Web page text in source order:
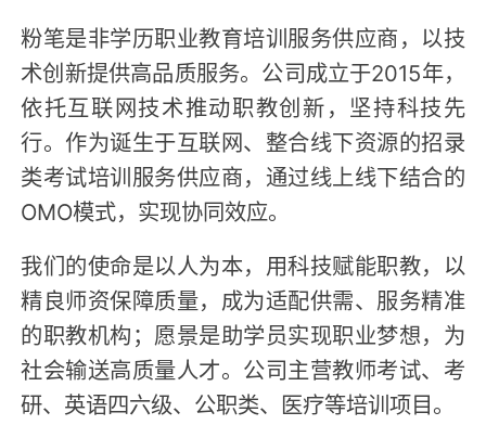
粉笔是非学历职业教育培训服务供应商，以技
术创新提供高品质服务。公司成立于2015年，
依托互联网技术推动职教创新，坚持科技先
行。作为诞生于互联网、整合线下资源的招录
类考试培训服务供应商，通过线上线下结合的
OMO模式，实现协同效应。
我们的使命是以人为本，用科技赋能职教，以
精良师资保障质量，成为适配供需、服务精准
的职教机构；愿景是助学员实现职业梦想，为
社会输送高质量人才。公司主营教师考试、考
研、英语四六级、公职类、医疗等培训项目。